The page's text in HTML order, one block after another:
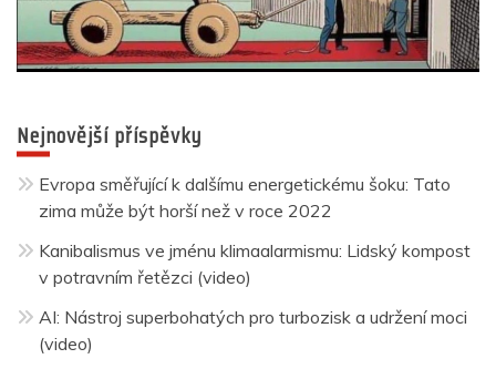
Nejnovější příspěvky
Evropa směřující k dalšímu energetickému šoku: Tato
zima může být horší než v roce 2022
Kanibalismus ve jménu klimaalarmismu: Lidský kompost
v potravním řetězci (video)
AI: Nástroj superbohatých pro turbozisk a udržení moci
(video)